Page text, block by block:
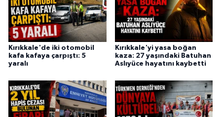
Kırıkkale'de iki otomobil
kafa kafaya çarpıştı: 5
yaralı
Kırıkkale'yi yasa boğan
kaza: 27 yaşındaki Batuhan
Aslıyüce hayatını kaybetti